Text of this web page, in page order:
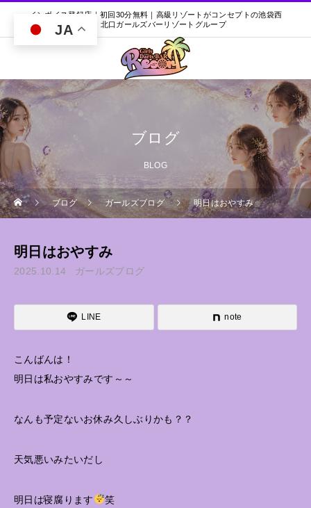
インボイス登録店｜初回30分無料｜高級リゾートがコンセプトの池袋西
口・北口ガールズバーリゾートグループ
ブログ
BLOG
ブログ ガールズブログ 明日はおやすみ
明日はおやすみ
2025.10.14 ガールズブログ
LINE note
こんばんは！
明日は私おやすみです～～
なんも予定ないお休み久しぶりかも？？
天気悪いみたいだし
明日は寝腐ります 笑
JA